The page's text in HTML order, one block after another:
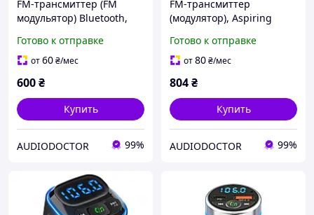
FM-трансмиттер (FM
модульятор) Bluetooth,
Готово к отправке
от60₴/мес
600₴
Купить
AUDIODOCTOR 99%
FM-трансмиттер
(модулятор), Aspiring
Готово к отправке
от80₴/мес
804₴
Купить
AUDIODOCTOR 99%